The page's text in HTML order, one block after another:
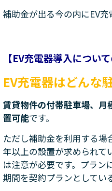
補助金が出る今の内にEV充
【EV充電器導入につい
EV充電器はどんな
賃貸物件の付帯駐車場、月
置可能です。
ただし補助金を利用する
年以上の設置が求められて
は注意が必要です。プラン
期間を契約プランとしてい